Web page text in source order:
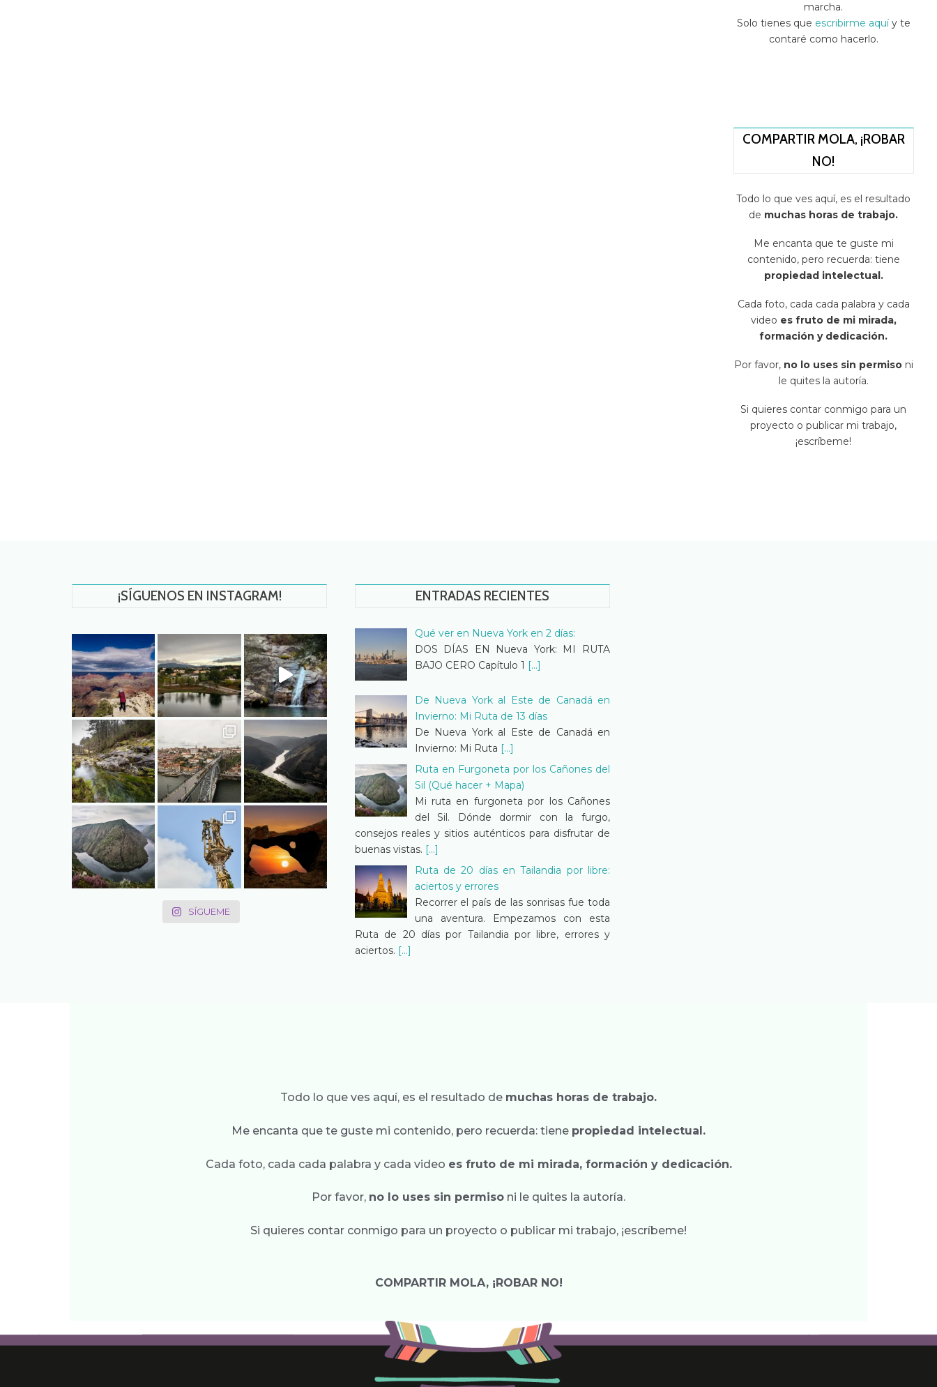
marcha.
Solo tienes que escribirme aquíy te
contaré como hacerlo.
COMPARTIR MOLA, ¡ROBAR
NO!
Todo lo que ves aquí, es el resultado
de muchas horas de trabajo.
Me encanta que te guste mi
contenido, pero recuerda: tiene
propiedad intelectual.
Cada foto, cada cada palabra y cada
video es fruto de mi mirada,
formación y dedicación.
Por favor, no lo uses sin permisoni
le quites la autoría.
Si quieres contar conmigo para un
proyecto o publicar mi trabajo,
¡escríbeme!
¡SÍGUENOS EN INSTAGRAM!
SÍGUEME
ENTRADAS RECIENTES
Qué ver en Nueva York en 2 días:
DOS DÍAS EN Nueva York: MI RUTA
BAJO CERO Capítulo 1 [...]
De Nueva York al Este de Canadá en
Invierno: Mi Ruta de 13 días
De Nueva York al Este de Canadá en
Invierno: Mi Ruta [...]
Ruta en Furgoneta por los Cañones del
Sil (Qué hacer + Mapa)
Mi ruta en furgoneta por los Cañones
del Sil. Dónde dormir con la furgo,
consejos reales y sitios auténticos para disfrutar de
buenas vistas. [...]
Ruta de 20 días en Tailandia por libre:
aciertos y errores
Recorrer el país de las sonrisas fue toda
una aventura. Empezamos con esta
Ruta de 20 días por Tailandia por libre, errores y
aciertos. [...]
Todo lo que ves aquí, es el resultado de muchas horas de trabajo.
Me encanta que te guste mi contenido, pero recuerda: tiene propiedad intelectual.
Cada foto, cada cada palabra y cada video es fruto de mi mirada, formación y dedicación.
Por favor, no lo uses sin permiso ni le quites la autoría.
Si quieres contar conmigo para un proyecto o publicar mi trabajo, ¡escríbeme!
COMPARTIR MOLA, ¡ROBAR NO!